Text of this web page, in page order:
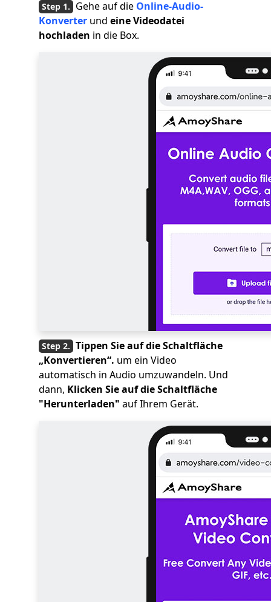
Gehe auf die Online-Audio-
Konverter und eine Videodatei
hochladen in die Box.
Tippen Sie auf die Schaltfläche
„Konvertieren“. um ein Video
automatisch in Audio umzuwandeln. Und
dann, Klicken Sie auf die Schaltfläche
"Herunterladen" auf Ihrem Gerät.